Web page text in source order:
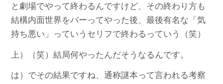
と劇場でやって終わるんですけど、その終わり方も
結構内面世界をバーってやった後、最後有名な「気
持ち悪い」っていうセリフで終わるっていう（笑）
上）（笑）結局何やったんだそうなるんです。
は）でその結果ですね、通称謎本って言われる考察